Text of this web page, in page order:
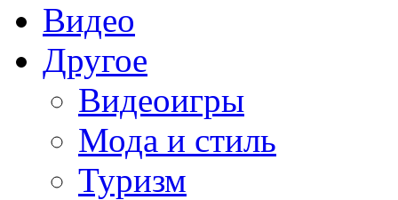
Видео
Другое
Видеоигры
Мода и стиль
Туризм